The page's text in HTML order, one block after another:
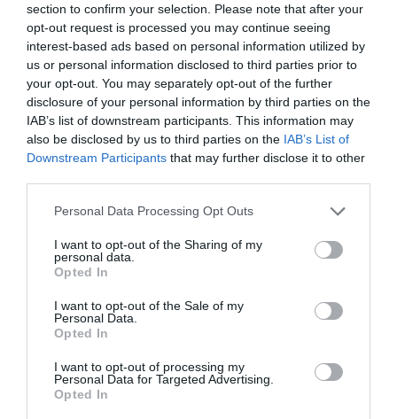
section to confirm your selection. Please note that after your
opt-out request is processed you may continue seeing
interest-based ads based on personal information utilized by
us or personal information disclosed to third parties prior to
your opt-out. You may separately opt-out of the further
disclosure of your personal information by third parties on the
IAB’s list of downstream participants. This information may
also be disclosed by us to third parties on the IAB’s List of
Downstream Participants that may further disclose it to other
Personal Data Processing Opt Outs
I want to opt-out of the Sharing of my
personal data.
Opted In
I want to opt-out of the Sale of my
Personal Data.
Opted In
I want to opt-out of processing my
Personal Data for Targeted Advertising.
Opted In
ΤοCineDocπροβάλλει από το 2009 βραβευμένα
Ελληνικά και διεθνή ντοκιμαντέρ, σε συνεργασία με το
Γαλλικό Ινστιτούτο Ελλάδος. Τις προβολές, που
διαρκούν όλο τον χρόνο, από τον Οκτώβριο έως τον
Μάιο, συνοδεύουν παράλληλες εκδηλώσεις που έχουν
στόχο να ενθαρρύνουν τον διάλογο γύρω από
σημαντικά κοινωνικά θέματα και να εμπνεύσουν
συλλογικές δράσεις. Από το 2015, το CineDoc είναι
μέλος του ευρωπαϊκού δικτύου Moving Docs που
επιδιώκει την ταυτόχρονη διανομή και προβολή
Διοργάνωση και Καλλιτεχνική Επιμέλεια
Ρέα Αποστολίδη, Αύρα Γεωργίου, Δήμητρα Κουζή
Τοποθεσία : Αίθουσα «Σταύρος Τορνές», Αποθήκη 1, Λιμάνι